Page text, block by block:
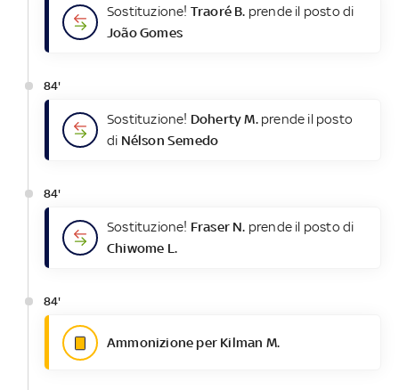
Sostituzione! Traoré B. prende il posto di
João Gomes
84'
Sostituzione! Doherty M.prende il posto
di Nélson Semedo
84'
Sostituzione! Fraser N. prende il posto di
Chiwome L.
84'
Ammonizione per Kilman M.